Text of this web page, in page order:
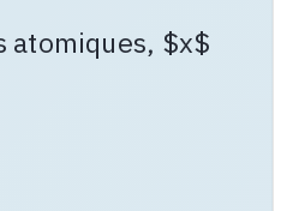
atomiques, $x$